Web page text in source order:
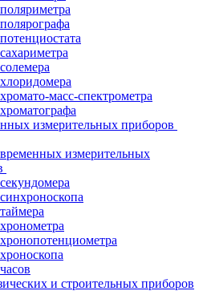
масс-спектрометра
измерительных приборов
измерительных
и строительных приборов